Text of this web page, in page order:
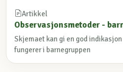
Artikkel
Observasjonsmetoder -
Skjemaet kan gi en god
fungerer i barnegruppen